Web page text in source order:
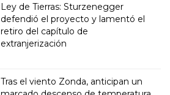
Ley de Tierras: Sturzenegger
defendió el proyecto y lamentó el
retiro del capítulo de
extranjerización
Tras el viento Zonda, anticipan un